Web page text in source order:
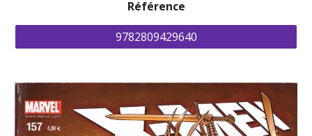
Référence
9782809429640